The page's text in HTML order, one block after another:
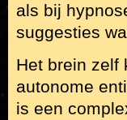
als bij
suggesties
Het brein zelf
autonome
is een